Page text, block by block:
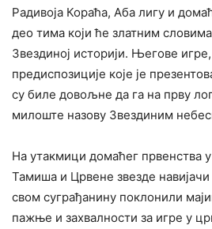
Радивоја Кораћа, Аба лигу и
део тима који ће златним
Звездиној историји. Његове
предиспозиције које је
су биле довољне да га на прву
милоште назову Звездиним
На утакмици домаћег првенства
Тамиша и Црвене звезде
свом суграђанину поклонили
пажње и захвалности за игре у